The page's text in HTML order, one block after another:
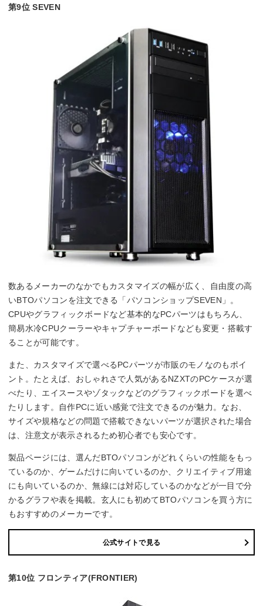
第9位 SEVEN
数あるメーカーのなかでもカスタマイズの幅が広く、自由度の高
いBTOパソコンを注文できる「パソコンショップSEVEN」。
CPUやグラフィックボードなど基本的なPCパーツはもちろん、
簡易水冷CPUクーラーやキャプチャーボードなども変更・搭載す
ることが可能です。
また、カスタマイズで選べるPCパーツが市販のモノなのもポイ
ント。たとえば、おしゃれさで人気があるNZXTのPCケースが選
べたり、エイスースやゾタックなどのグラフィックボードを選べ
たりします。自作PCに近い感覚で注文できるのが魅力。なお、
サイズや規格などの問題で搭載できないパーツが選択された場合
は、注意文が表示されるため初心者でも安心です。
製品ページには、選んだBTOパソコンがどれくらいの性能をもっ
ているのか、ゲームだけに向いているのか、クリエイティブ用途
にも向いているのか、無線には対応しているのかなどが一目で分
かるグラフや表を掲載。玄人にも初めてBTOパソコンを買う方に
もおすすめのメーカーです。
公式サイトで見る
第10位 フロンティア(FRONTIER)